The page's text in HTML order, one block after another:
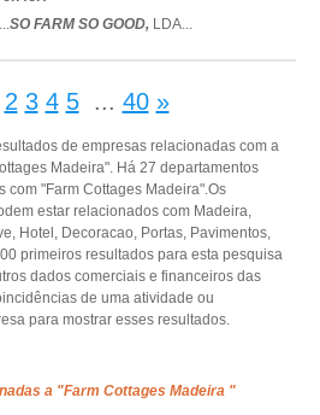
SO FARM SO GOOD, LDA...
2 3 4 5 ... 40 »
de empresas relacionadas com a
Madeira". Há 27 departamentos
com "Farm Cottages Madeira".Os
estar relacionados com Madeira,
Hotel, Decoracao, Portas, Pavimentos,
primeiros resultados para esta pesquisa
dados comerciais e financeiros das
de uma atividade ou
para mostrar esses resultados.
a "Farm Cottages Madeira "